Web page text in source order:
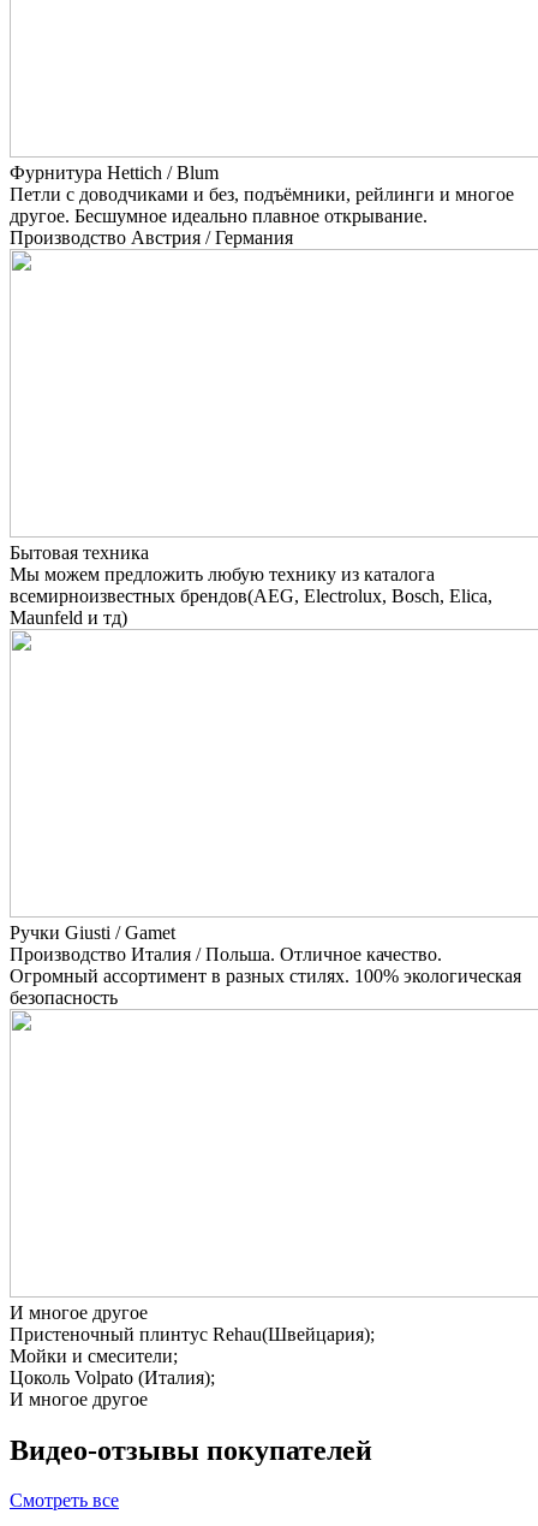
Фурнитура Hettich / Blum
Петли с доводчиками и без, подъёмники, рейлинги и многое
другое. Бесшумное идеально плавное открывание.
Производство Австрия / Германия
Бытовая техника
Мы можем предложить любую технику из каталога
всемирноизвестных брендов(AEG, Electrolux, Bosch, Elica,
Maunfeld и тд)
Ручки Giusti / Gamet
Производство Италия / Польша. Отличное качество.
Огромный ассортимент в разных стилях. 100% экологическая
безопасность
И многое другое
Пристеночный плинтус Rehau(Швейцария);
Мойки и смесители;
Цоколь Volpato (Италия);
И многое другое
Видео-отзывы покупателей
Смотреть все